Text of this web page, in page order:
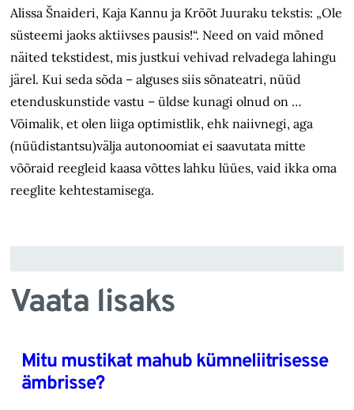
Alissa Šnaideri, Kaja Kannu ja Krõõt Juuraku tekstis: „Ole
süsteemi jaoks aktiivses pausis!“. Need on vaid mõned
näited tekstidest, mis justkui vehivad relvadega lahingu
järel. Kui seda sõda – alguses siis sõnateatri, nüüd
etenduskunstide vastu – üldse kunagi olnud on …
Võimalik, et olen liiga optimistlik, ehk naiivnegi, aga
(nüüdistantsu)välja autonoomiat ei saavutata mitte
võõraid reegleid kaasa võttes lahku lüües, vaid ikka oma
reeglite kehtestamisega.
Vaata lisaks
Mitu mustikat mahub kümneliitrisesse
ämbrisse?